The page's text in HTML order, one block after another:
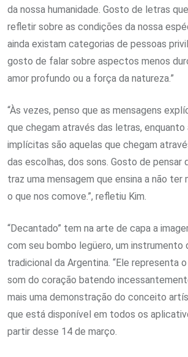
da nossa humanidade. Gosto de letras
refletir sobre as condições da nossa
ainda existam categorias de pessoas
gosto de falar sobre aspectos menos
amor profundo ou a força da natureza.”
“Às vezes, penso que as mensagens
que chegam através das letras, enquanto
implícitas são aquelas que chegam
das escolhas, dos sons. Gosto de pensar
traz uma mensagem que ensina a não
o que nos comove.”, refletiu Kim.
“Decantado” tem na arte de capa a
com seu bombo legüero, um instrumento
tradicional da Argentina. “Ele representa
som do coração batendo
mais uma demonstração do conceito
que está disponível em todos os
partir desse 14 de março.